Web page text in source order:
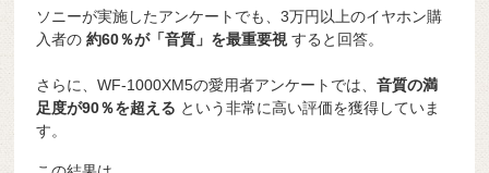
ソニーが実施したアンケートでも、3万円以上のイヤホン購
入者の約60％が「音質」を最重要視 すると回答。
さらに、WF-1000XM5の愛用者アンケートでは、音質の満
足度が90％を超える という非常に高い評価を獲得していま
す。